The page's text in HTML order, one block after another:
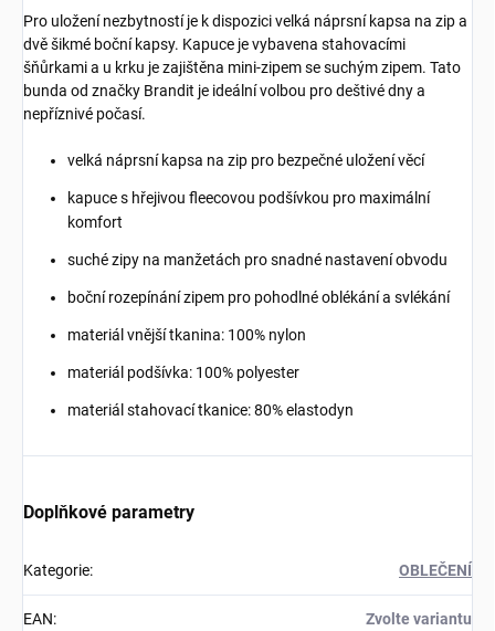
Pro uložení nezbytností je k dispozici velká náprsní kapsa na zip a
dvě šikmé boční kapsy. Kapuce je vybavena stahovacími
šňůrkami a u krku je zajištěna mini-zipem se suchým zipem. Tato
bunda od značky Brandit je ideální volbou pro deštivé dny a
nepříznivé počasí.
velká náprsní kapsa na zip pro bezpečné uložení věcí
kapuce s hřejivou fleecovou podšívkou pro maximální
komfort
suché zipy na manžetách pro snadné nastavení obvodu
boční rozepínání zipem pro pohodlné oblékání a svlékání
materiál vnější tkanina: 100% nylon
materiál podšívka: 100% polyester
materiál stahovací tkanice: 80% elastodyn
Doplňkové parametry
Kategorie: OBLEČENÍ
EAN: Zvolte variantu